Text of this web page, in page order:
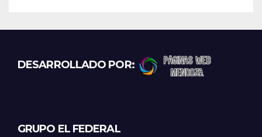
DESARROLLADO POR:
GRUPO EL FEDERAL